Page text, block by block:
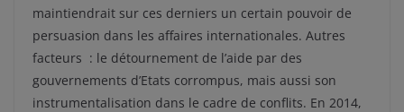
maintiendrait sur ces derniers un certain pouvoir de
persuasion dans les affaires internationales. Autres
facteurs : le détournement de l’aide par des
gouvernements d’Etats corrompus, mais aussi son
instrumentalisation dans le cadre de conflits. En 2014,